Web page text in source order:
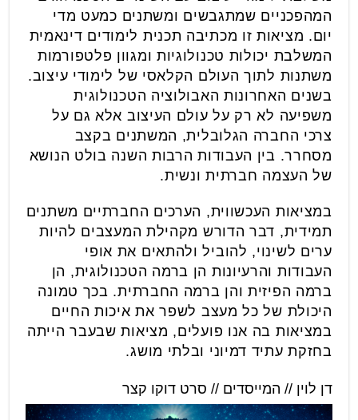
המהפכניים שמתגבשים ומשתנים כמעט מדי
יום. מציאות זו מכתיבה תכנית לימודים דינאמית
המשלבת יכולות טכנולוגיות ומגוון פלטפורמות
משתנות לתוך העולם הקלאסי של לימודי עיצוב.
בשנים האחרונות האבולוציה הטכנולוגית
משפיעה לא רק על עולם העיצוב אלא גם על
צרכי החברה הגלובלית, המשתנים בקצב
מסחרר. בין העבודות הרבות השנה בולט הנושא
של העצמה חברתית ונשית.
במציאות העכשווית, הערכים החברתיים משתנים
תמידית, דבר הדורש מקהילת המעצבים להיות
ערים לשינוי, להוביל ולהתאים את אופי
העבודות והרעיונות הן ברמה הטכנולוגית, הן
ברמה הפיזית והן ברמה החברתית. בכך טמונה
היכולת של כל מעצב לשפר את איכות החיים
במציאות בה אנו פועלים, מציאות שבעבר הייתה
בחזקת עתיד דמיוני ובלתי מושג.
דן לוין // המייסדים // סרט דוקו קצר